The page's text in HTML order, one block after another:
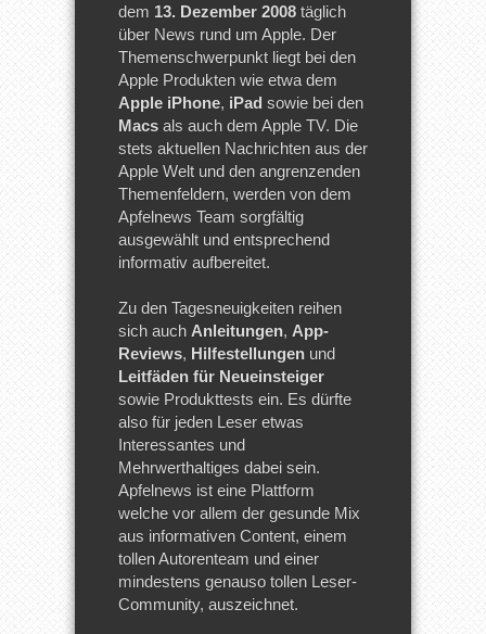
dem 13. Dezember 2008 täglich
über News rund um Apple. Der
Themenschwerpunkt liegt bei den
Apple Produkten wie etwa dem
Apple iPhone, iPad sowie bei den
Macs als auch dem Apple TV. Die
stets aktuellen Nachrichten aus der
Apple Welt und den angrenzenden
Themenfeldern, werden von dem
Apfelnews Team sorgfältig
ausgewählt und entsprechend
informativ aufbereitet.
Zu den Tagesneuigkeiten reihen
sich auch Anleitungen, App-
Reviews, Hilfestellungen und
Leitfäden für Neueinsteiger
sowie Produkttests ein. Es dürfte
also für jeden Leser etwas
Interessantes und
Mehrwerthaltiges dabei sein.
Apfelnews ist eine Plattform
welche vor allem der gesunde Mix
aus informativen Content, einem
tollen Autorenteam und einer
mindestens genauso tollen Leser-
Community, auszeichnet.